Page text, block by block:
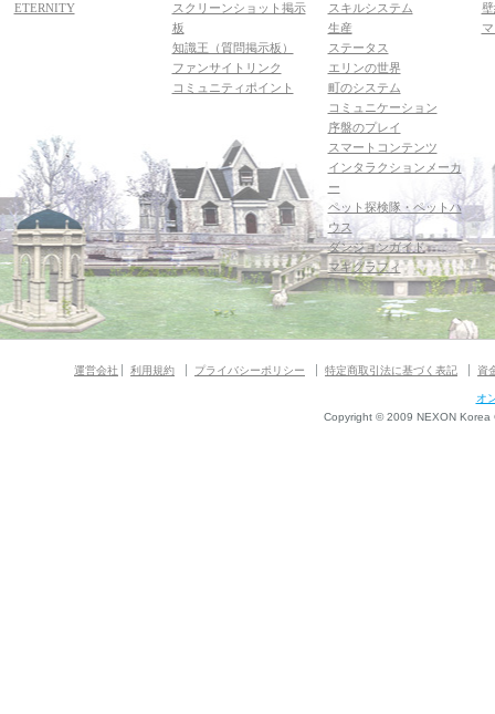
ETERNITY
スクリーンショット掲示
板
知識王（質問掲示板）
ファンサイトリンク
コミュニティポイント
スキルシステム
生産
ステータス
エリンの世界
町のシステム
コミュニケーション
序盤のプレイ
スマートコンテンツ
インタラクションメーカ
ー
ペット探検隊・ペットハ
ウス
ダンジョンガイド
マギグラフィ
運営会社 利用規約 プライバシーポリシー 特定商取引法に基づく表記 資
オ
Copyright © 2009 NEXON Korea